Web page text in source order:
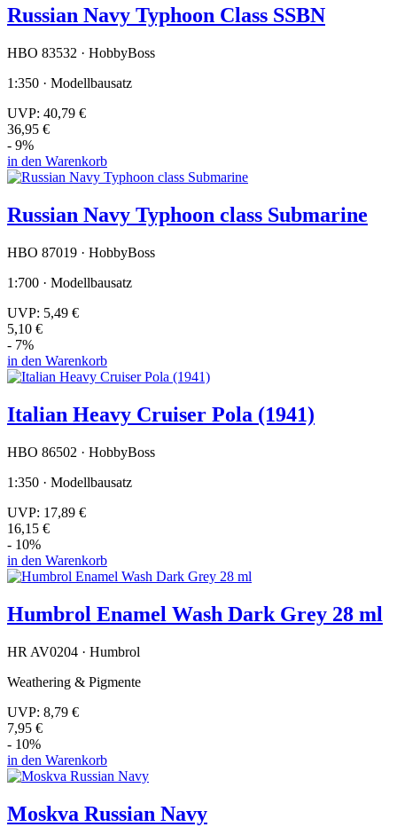
Russian Navy Typhoon Class SSBN
HBO 83532 · HobbyBoss
1:350 · Modellbausatz
UVP: 40,79 €
36,95 €
- 9%
in den Warenkorb
Russian Navy Typhoon class Submarine
HBO 87019 · HobbyBoss
1:700 · Modellbausatz
UVP: 5,49 €
5,10 €
- 7%
in den Warenkorb
Italian Heavy Cruiser Pola (1941)
HBO 86502 · HobbyBoss
1:350 · Modellbausatz
UVP: 17,89 €
16,15 €
- 10%
in den Warenkorb
Humbrol Enamel Wash Dark Grey 28 ml
HR AV0204 · Humbrol
Weathering & Pigmente
UVP: 8,79 €
7,95 €
- 10%
in den Warenkorb
Moskva Russian Navy